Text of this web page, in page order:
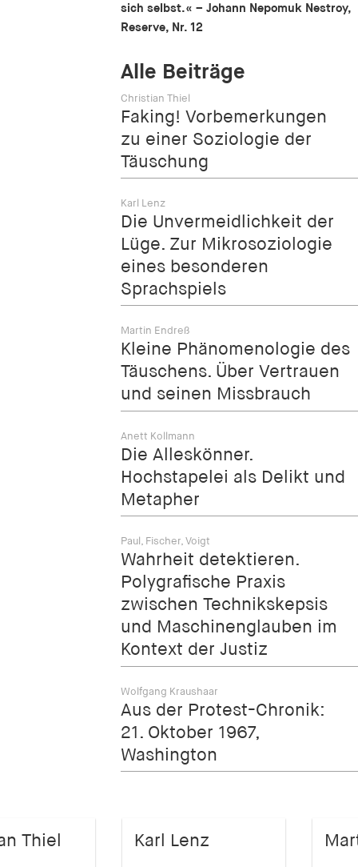
sich selbst.« – Johann Nepomuk Nestroy,
Reserve, Nr. 12
Alle Beiträge
Christian Thiel
Faking! Vorbemerkungen
zu einer Soziologie der
Täuschung
Karl Lenz
Die Unvermeidlichkeit der
Lüge. Zur Mikrosoziologie
eines besonderen
Sprachspiels
Martin Endreß
Kleine Phänomenologie des
Täuschens. Über Vertrauen
und seinen Missbrauch
Anett Kollmann
Die Alleskönner.
Hochstapelei als Delikt und
Metapher
Paul, Fischer, Voigt
Wahrheit detektieren.
Polygrafische Praxis
zwischen Technikskepsis
und Maschinenglauben im
Kontext der Justiz
Wolfgang Kraushaar
Aus der Protest-Chronik:
21. Oktober 1967,
Washington
Thiel Karl Lenz